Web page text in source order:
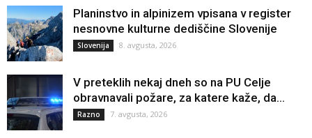
Planinstvo in alpinizem vpisana v register
nesnovne kulturne dediščine Slovenije
Slovenija 8. avgusta, 2026
V preteklih nekaj dneh so na PU Celje
obravnavali požare, za katere kaže, da...
Razno 7. avgusta, 2026